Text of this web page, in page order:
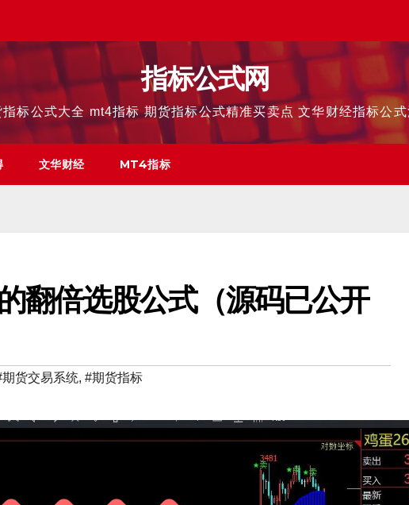
指标公式网
指标公式大全 mt4指标 期货指标公式精准买卖点 文华财经指标公
文华财经 MT4指标
翻倍选股公式（源码已公开
期货交易系统, #期货指标